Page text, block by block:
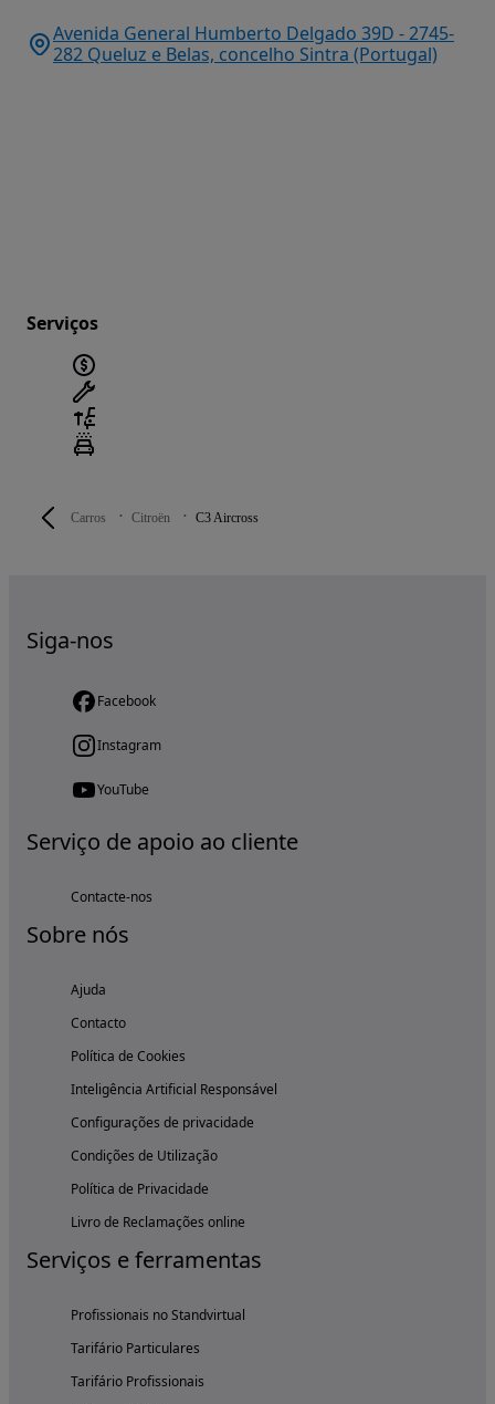
Carros Citroën C3 Aircross
Avenida General Humberto Delgado 39D - 2745-
282 Queluz e Belas, concelho Sintra (Portugal)
Serviços
Siga-nos
Facebook
Instagram
YouTube
Serviço de apoio ao cliente
Contacte-nos
Sobre nós
Ajuda
Contacto
Política de Cookies
Inteligência Artificial Responsável
Configurações de privacidade
Condições de Utilização
Política de Privacidade
Livro de Reclamações online
Serviços e ferramentas
Profissionais no Standvirtual
Tarifário Particulares
Tarifário Profissionais